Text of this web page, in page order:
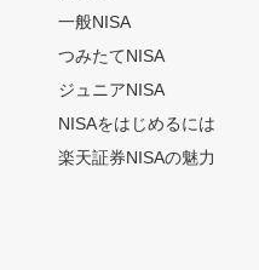
一般NISA
つみたてNISA
ジュニアNISA
NISAをはじめるには
楽天証券NISAの魅力